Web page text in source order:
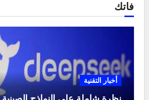
فاتك
أخبار التقنية